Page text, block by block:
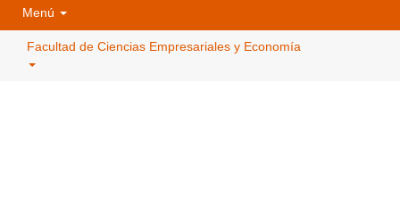
Menú
Facultad de Ciencias Empresariales y Economía